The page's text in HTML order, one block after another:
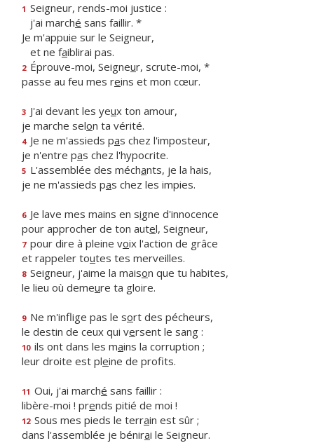
1 Seigneur, rends-moi justice :
j'ai marché sans faillir. *
Je m'appuie sur le Seigneur,
et ne faiblirai pas.
2 Éprouve-moi, Seigneur, scrute-moi, *
passe au feu mes reins et mon cœur.
3 J'ai devant les yeux ton amour,
je marche selon ta vérité.
4 Je ne m'assieds pas chez l'imposteur,
je n'entre pas chez l'hypocrite.
5 L'assemblée des méchants, je la hais,
je ne m'assieds pas chez les impies.
6 Je lave mes mains en signe d'innocence
pour approcher de ton autel, Seigneur,
7 pour dire à pleine voix l'action de grâce
et rappeler toutes tes merveilles.
8 Seigneur, j'aime la maison que tu habites,
le lieu où demeure ta gloire.
9 Ne m'inflige pas le sort des pécheurs,
le destin de ceux qui versent le sang :
10 ils ont dans les mains la corruption ;
leur droite est pleine de profits.
11 Oui, j'ai marché sans faillir :
libère-moi ! prends pitié de moi !
12 Sous mes pieds le terrain est sûr ;
dans l'assemblée je bénirai le Seigneur.